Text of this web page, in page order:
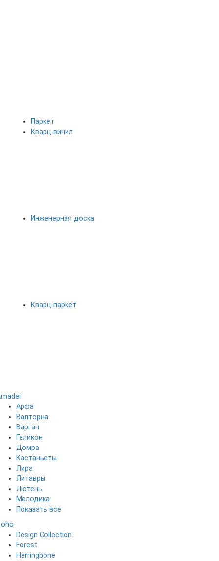
Паркет
Кварц винил
Инженерная доска
Кварц паркет
Арфа
Валторна
Варган
Геликон
Домра
Кастаньеты
Лира
Литавры
Лютень
Мелодика
Показать все
Design Collection
Forest
Herringbone